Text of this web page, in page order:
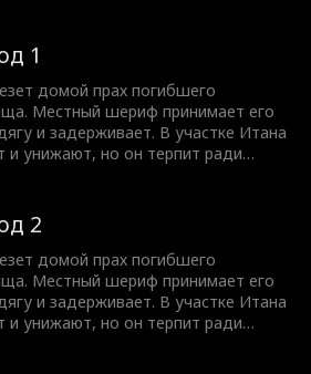
И тут появляется бывший
Итана — нынешний директор
ли правда о том, что Итан
Америки?
1
домой прах погибшего
Местный шериф принимает его
и задерживает. В участке Итана
и унижают, но он терпит ради
И тут появляется бывший
Итана — нынешний директор
ли правда о том, что Итан
Америки?
2
домой прах погибшего
Местный шериф принимает его
и задерживает. В участке Итана
и унижают, но он терпит ради